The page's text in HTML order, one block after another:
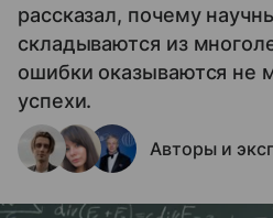
рассказал, почему
складываются из
ошибки оказываются не
успехи.
Авторы и